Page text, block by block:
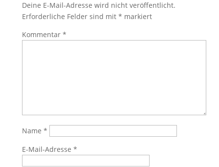
Deine E-Mail-Adresse wird nicht veröffentlicht.
Erforderliche Felder sind mit * markiert
Kommentar *
Name *
E-Mail-Adresse *